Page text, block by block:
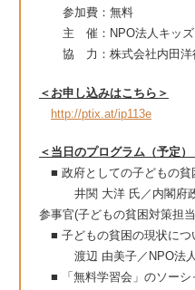
参加費：無料
主 催：NPO法人キッズ
協 力：株式会社内田洋
＜お申し込みはこちら＞
http://ptix.at/ip113e
＜当日のプログラム（予定）
■ 政府としての子どもの貧
井関 大洋 氏／内閣府政
参事官(子どもの貧困対策担
■ 子どもの貧困の現状につ
渡辺 由美子／NPO法人
■ 「無料学習会」のソーシ